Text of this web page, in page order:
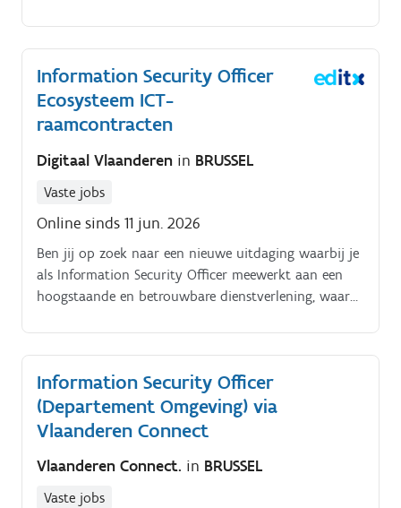
Information Security Officer
Ecosysteem ICT-
raamcontracten
Digitaal Vlaanderen in BRUSSEL
Vaste jobs
Online sinds 11 jun. 2026
Ben jij op zoek naar een nieuwe uitdaging waarbij je
als Information Security Officer meewerkt aan een
hoogstaande en betrouwbare dienstverlening, waar
jij misschien wel onze ideale kandidaat!
Information Security Officer
(Departement Omgeving) via
Vlaanderen Connect
Vlaanderen Connect. in BRUSSEL
Vaste jobs